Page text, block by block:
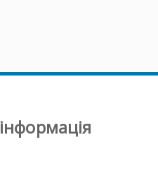
інформація